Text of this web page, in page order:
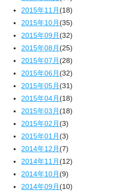
2015年11月(18)
2015年10月(35)
2015年09月(32)
2015年08月(25)
2015年07月(28)
2015年06月(32)
2015年05月(31)
2015年04月(18)
2015年03月(18)
2015年02月(3)
2015年01月(3)
2014年12月(7)
2014年11月(12)
2014年10月(9)
2014年09月(10)